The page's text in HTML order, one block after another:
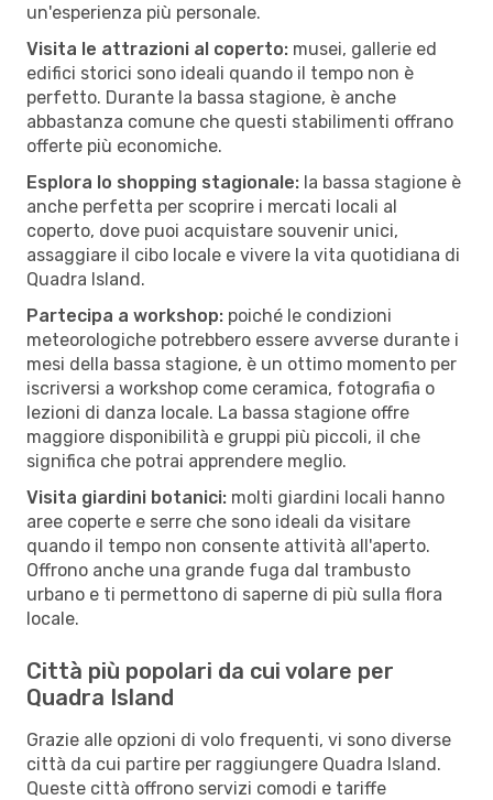
un'esperienza più personale.
Visita le attrazioni al coperto: musei, gallerie ed
edifici storici sono ideali quando il tempo non è
perfetto. Durante la bassa stagione, è anche
abbastanza comune che questi stabilimenti offrano
offerte più economiche.
Esplora lo shopping stagionale: la bassa stagione è
anche perfetta per scoprire i mercati locali al
coperto, dove puoi acquistare souvenir unici,
assaggiare il cibo locale e vivere la vita quotidiana di
Quadra Island.
Partecipa a workshop: poiché le condizioni
meteorologiche potrebbero essere avverse durante i
mesi della bassa stagione, è un ottimo momento per
iscriversi a workshop come ceramica, fotografia o
lezioni di danza locale. La bassa stagione offre
maggiore disponibilità e gruppi più piccoli, il che
significa che potrai apprendere meglio.
Visita giardini botanici: molti giardini locali hanno
aree coperte e serre che sono ideali da visitare
quando il tempo non consente attività all'aperto.
Offrono anche una grande fuga dal trambusto
urbano e ti permettono di saperne di più sulla flora
locale.
Città più popolari da cui volare per
Quadra Island
Grazie alle opzioni di volo frequenti, vi sono diverse
città da cui partire per raggiungere Quadra Island.
Queste città offrono servizi comodi e tariffe